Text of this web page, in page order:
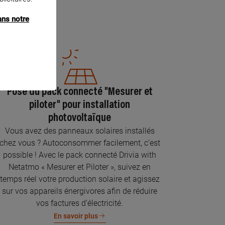
Pose du pack connecté "Mesurer et
piloter" pour installation
photovoltaïque
Vous avez des panneaux solaires installés
chez vous ? Autoconsommer facilement, c’est
possible ! Avec le pack connecté Drivia with
Netatmo « Mesurer et Piloter », suivez en
temps réel votre production solaire et agissez
sur vos appareils énergivores afin de réduire
vos factures d’électricité.
En savoir plus
notre